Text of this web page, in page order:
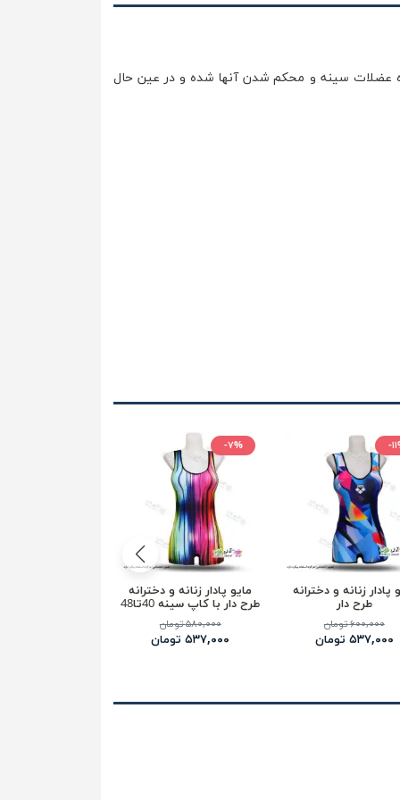
عضلات سینه و محکم شدن آنها شده و در عین حال
پادار زنانه و دخترانه
طرح دار
۶۰۰,۰۰۰ تومان
۵۳۷,۰۰۰ تومان
-۷%
مایو پادار زنانه و دخترانه
طرح دار با کاپ سینه 40تا48
۵۸۰,۰۰۰ تومان
۵۳۷,۰۰۰ تومان